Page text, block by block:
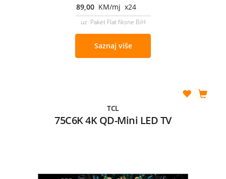
89,00 KM/mj x24
uz Paket Flat fiksne BiH
Saznaj više
TCL
75C6K 4K QD-Mini LED TV